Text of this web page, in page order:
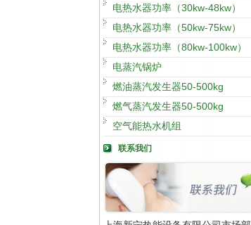
电热水器功率（30kw-48kw）
电热水器功率（50kw-75kw）
电热水器功率（80kw-100kw）
电蒸汽锅炉
燃油蒸汽发生器50-500kg
燃气蒸汽发生器50-500kg
空气能热水机组
联系我们